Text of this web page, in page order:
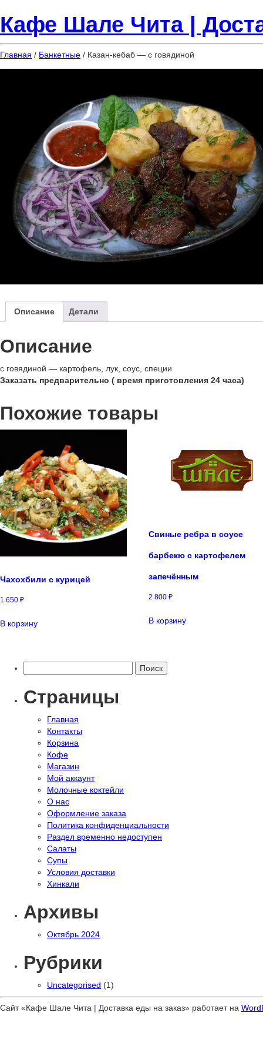
Кафе Шале Чита |
Главная / Банкетные / Казан-кебаб — с говядиной
Описание Детали
Описание
с говядиной — картофель, лук, соус, специи
Заказать предварительно ( время приготовления 24 часа)
Похожие товары
Чахохбили с курицей
1 650 ₽
В корзину
Свиные ребра в соусе
барбекю с картофелем
запечённым
2 800₽
В корзину
Страницы
Главная
Контакты
Корзина
Кофе
Магазин
Мой аккаунт
Молочные коктейли
О нас
Оформление заказа
Политика конфиденциальности
Раздел временно недоступен
Салаты
Супы
Условия доставки
Хинкали
Архивы
Октябрь 2024
Рубрики
Uncategorised (1)
Сайт «Кафе Шале Чита | Доставка еды на заказ» работает на